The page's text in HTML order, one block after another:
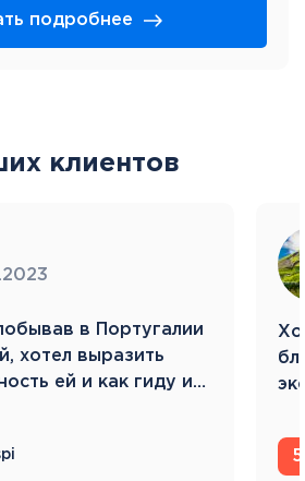
подробнее
клиентов
в Португалии
хотел выразить
ей и как гиду и…
5